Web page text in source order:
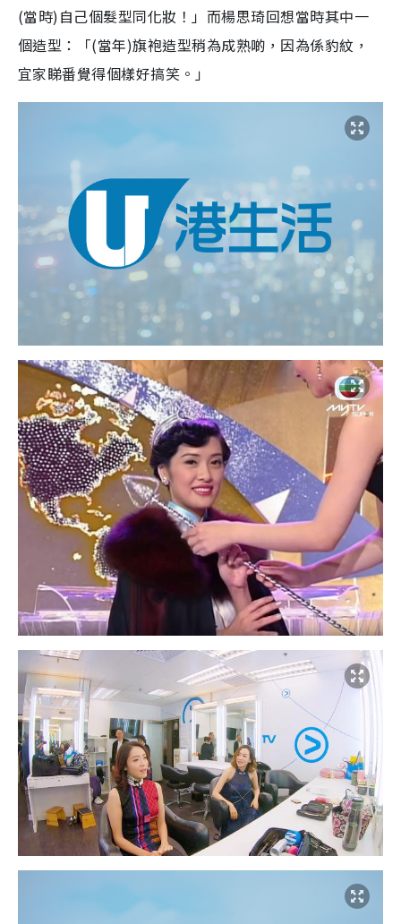
(當時)自己個髮型同化妝！」而楊思琦回想當時其中一
個造型：「(當年)旗袍造型稍為成熟啲，因為係豹紋，
宜家睇番覺得個樣好搞笑。」